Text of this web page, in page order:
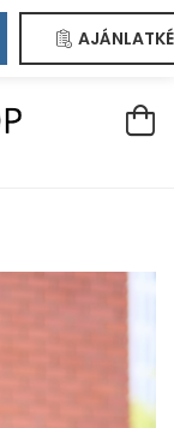
Regisztráció